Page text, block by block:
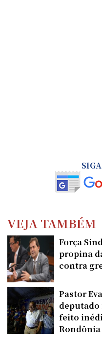
VEJA TAMBÉM
Força
propina
contra
Pastor
deputado
feito
Rondônia